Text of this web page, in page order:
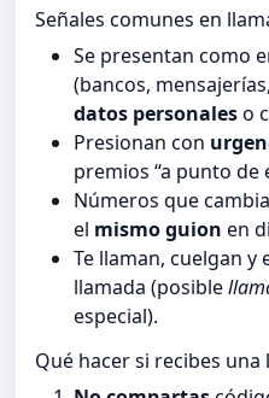
Señales comunes en
Se presentan como
(bancos,
datos personaleso
Presionan con
premios “a punto de
Números que
el mismo guion en
Te llaman, cuelgan y
llamada (posible
especial).
Qué hacer si recibes